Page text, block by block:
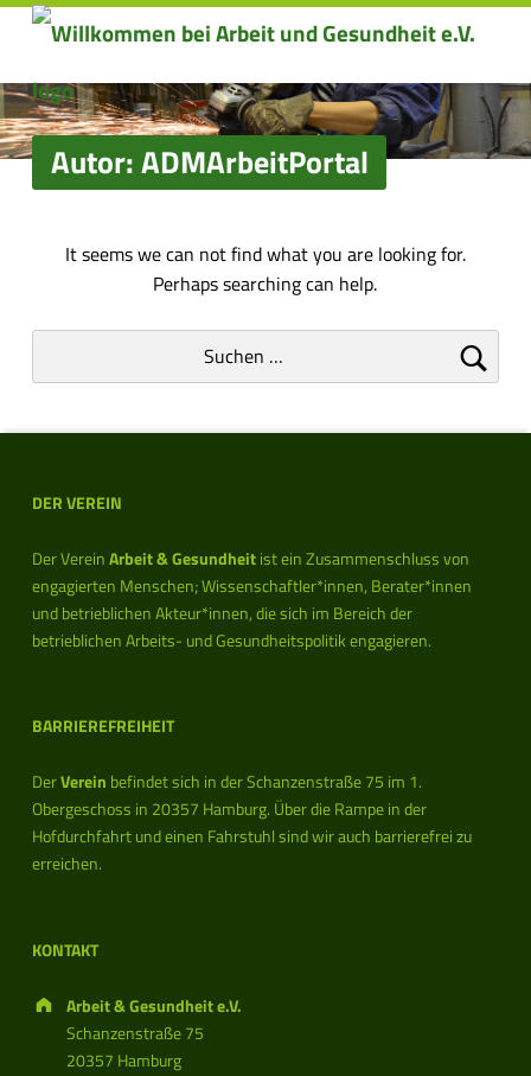
ADMArbeitPortal – Willkommen bei Arbeit und Gesundheit e.V. Willkommen bei Arbeit und
Autor:ADMArbeitPortal
i
n
g
F
o
n
d
It seems we can not find what you are looking for.
Perhaps searching can help.
Suchen nach:
DER VEREIN
Der VereinArbeit & Gesundheitist ein Zusammenschluss von
engagierten Menschen; Wissenschaftler*innen, Berater*innen
und betrieblichen Akteur*innen, die sich im Bereich der
betrieblichen Arbeits- und Gesundheitspolitik engagieren.
BARRIEREFREIHEIT
DerVerein befindet sich in der Schanzenstraße 75 im 1.
Obergeschoss in 20357 Hamburg. Über die Rampe in der
Hofdurchfahrt und einen Fahrstuhl sind wir auch barrierefrei zu
erreichen.
KONTAKT
Address:
Arbeit & Gesundheit e.V.
Schanzenstraße 75
20357 Hamburg